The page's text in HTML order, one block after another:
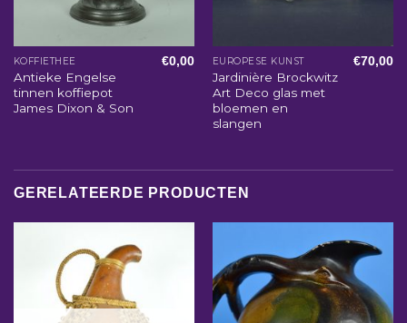
KOFFIETHEE
Antieke Engelse
tinnen koffiepot
James Dixon & Son
€0,00 EUROPESE KUNST
Jardinière Brockwitz
Art Deco glas met
bloemen en
slangen
€70,00
GERELATEERDE PRODUCTEN